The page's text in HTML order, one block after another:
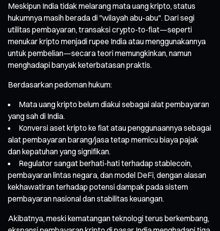
Meskipun India tidak melarang mata uang kripto, status
hukumnya masih berada di "wilayah abu-abu". Dari segi
utilitas pembayaran, transaksi crypto-to-fiat—seperti
menukar kripto menjadi rupee India atau menggunakannya
untuk pembelian—secara teori memungkinkan, namun
menghadapi banyak keterbatasan praktis.
Berdasarkan pedoman hukum:
Mata uang kripto belum diakui sebagai alat pembayaran
yang sah di India.
Konversi aset kripto ke fiat atau penggunaannya sebagai
alat pembayaran barang/jasa tetap memicu biaya pajak
dan kepatuhan yang signifikan.
Regulator sangat berhati-hati terhadap stablecoin,
pembayaran lintas negara, dan model DeFi, dengan alasan
kekhawatiran terhadap potensi dampak pada sistem
pembayaran nasional dan stabilitas keuangan.
Akibatnya, meski kematangan teknologi terus berkembang,